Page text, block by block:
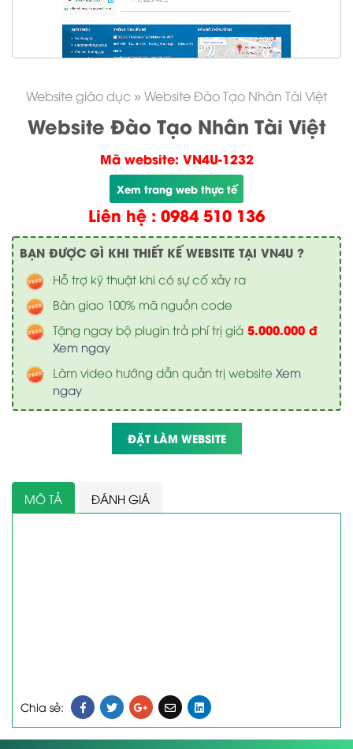
Website giáo dục » Website Đào Tạo Nhân Tài Việt
Website Đào Tạo Nhân Tài Việt
Mã website: VN4U-1232
Xem trang web thực tế
Liên hệ : 0984 510 136
BẠN ĐƯỢC GÌ KHI THIẾT KẾ WEBSITE TẠI VN4U ?
Hỗ trợ kỹ thuật khi có sự cố xảy ra
Bàn giao 100% mã nguồn code
Tặng ngay bộ plugin trả phí trị giá 5.000.000 đ
Xem ngay
Làm video hướng dẫn quản trị website Xem
ngay
ĐẶT LÀM WEBSITE
MÔ TẢ ĐÁNH GIÁ
Chia sẻ: